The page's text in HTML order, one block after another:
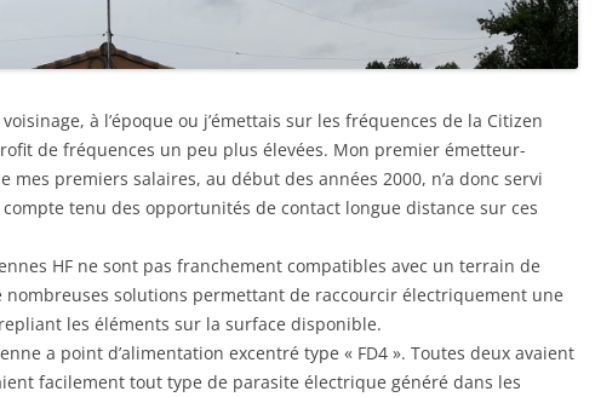
à l’époque ou j’émettais sur les fréquences de la Citizen
de fréquences un peu plus élevées. Mon premier émetteur-
premiers salaires, au début des années 2000, n’a donc servi
tenu des opportunités de contact longue distance sur ces
HF ne sont pas franchement compatibles avec un terrain de
solutions permettant de raccourcir électriquement une
les éléments sur la surface disponible.
a point d’alimentation excentré type « FD4 ». Toutes deux avaient
facilement tout type de parasite électrique généré dans les